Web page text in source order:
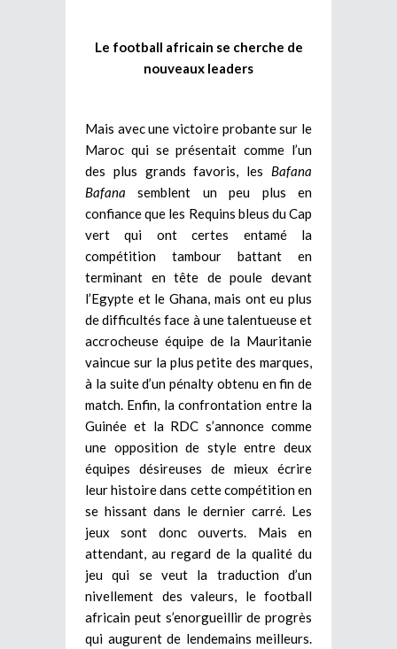
Le football africain se cherche de
nouveaux leaders
Mais avec une victoire probante sur le
Maroc qui se présentait comme l’un
des plus grands favoris, les Bafana
Bafana semblent un peu plus en
confiance que les Requins bleus du Cap
vert qui ont certes entamé la
compétition tambour battant en
terminant en tête de poule devant
l’Egypte et le Ghana, mais ont eu plus
de difficultés face à une talentueuse et
accrocheuse équipe de la Mauritanie
vaincue sur la plus petite des marques,
à la suite d’un pénalty obtenu en fin de
match. Enfin, la confrontation entre la
Guinée et la RDC s’annonce comme
une opposition de style entre deux
équipes désireuses de mieux écrire
leur histoire dans cette compétition en
se hissant dans le dernier carré. Les
jeux sont donc ouverts. Mais en
attendant, au regard de la qualité du
jeu qui se veut la traduction d’un
nivellement des valeurs, le football
africain peut s’enorgueillir de progrès
qui augurent de lendemains meilleurs.